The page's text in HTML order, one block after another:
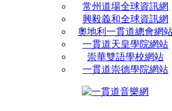
常州道場全球資訊網
興毅義和全球資訊網
奧地利一貫道總會網
一貫道天皇學院網站
崇華雙語學校網站
一貫道崇德學院網站